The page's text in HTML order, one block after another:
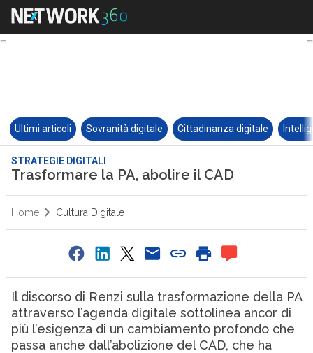
Ultimi articoli Sovranità digitale Cittadinanza digitale
STRATEGIE DIGITALI
Trasformare la PA, abolire il CAD
Home Cultura Digitale
Il discorso di Renzi sulla trasformazione della PA
attraverso l’agenda digitale sottolinea ancor di
più l’esigenza di un cambiamento profondo che
passa anche dall’abolizione del CAD, che ha